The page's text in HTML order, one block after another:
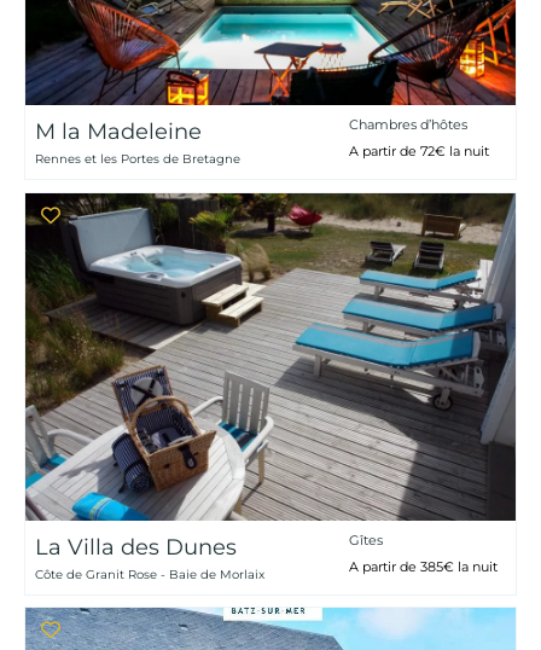
M la Madeleine
Rennes et les Portes de Bretagne
Chambres d’hôtes
A partir de 72€ la nuit
La Villa des Dunes
Côte de Granit Rose - Baie de Morlaix
Gîtes
A partir de 385€ la nuit